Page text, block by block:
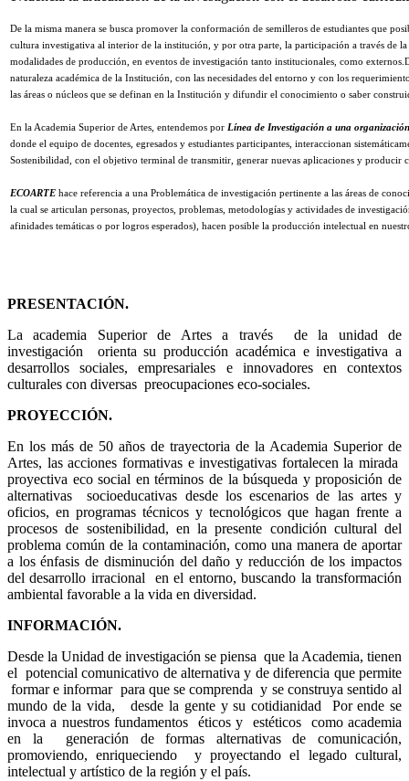
De la misma manera se busca promover la conformación de semilleros de estudiantes que
cultura investigativa al interior de la institución, y por otra parte, la participación a través de
modalidades de producción, en eventos de investigación tanto institucionales, como
naturaleza académica de la Institución, con las necesidades del entorno y con los
las áreas o núcleos que se definan en la Institución y difundir el conocimiento o saber
En la Academia Superior de Artes, entendemos por Línea de Investigación a una
donde el equipo de docentes, egresados y estudiantes participantes, interaccionan
Sostenibilidad, con el objetivo terminal de transmitir, generar nuevas aplicaciones y producir
ECOARTE hace referencia a una Problemática de investigación pertinente a las áreas de
la cual se articulan personas, proyectos, problemas, metodologías y actividades de
afinidades temáticas o por logros esperados), hacen posible la producción intelectual en
PRESENTACIÓN.
La academia Superior de Artes a través de la unidad de
investigación orienta su producción académica e investigativa a
desarrollos sociales, empresariales e innovadores en contextos
culturales con diversas preocupaciones eco-sociales.
PROYECCIÓN.
En los más de 50 años de trayectoria de la Academia Superior de
Artes, las acciones formativas e investigativas fortalecen la mirada
proyectiva eco social en términos de la búsqueda y proposición de
alternativas socioeducativas desde los escenarios de las artes y
oficios, en programas técnicos y tecnológicos que hagan frente a
procesos de sostenibilidad, en la presente condición cultural del
problema común de la contaminación, como una manera de aportar
a los énfasis de disminución del daño y reducción de los impactos
del desarrollo irracional en el entorno, buscando la transformación
ambiental favorable a la vida en diversidad.
INFORMACIÓN.
Desde la Unidad de investigación se piensa que la Academia, tienen
el potencial comunicativo de alternativa y de diferencia que permite
formar e informar para que se comprenda y se construya sentido al
mundo de la vida, desde la gente y su cotidianidad Por ende se
invoca a nuestros fundamentos éticos y estéticos como academia
en la generación de formas alternativas de comunicación,
promoviendo, enriqueciendo y proyectando el legado cultural,
intelectual y artístico de la región y el país.